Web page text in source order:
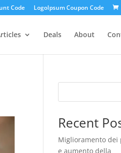
Code LogoIpsum Coupon Code
Deals About
Recent
Miglioramento dei
e aumento della